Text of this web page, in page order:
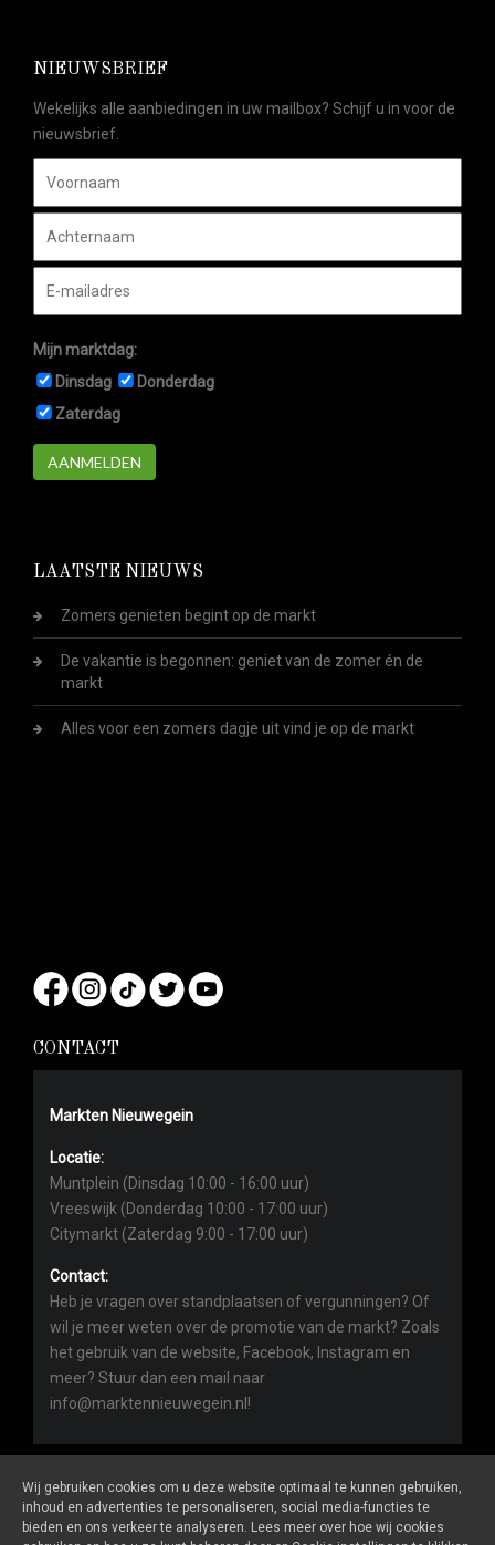
NIEUWSBRIEF
Wekelijks alle aanbiedingen in uw mailbox? Schijf u in voor de
nieuwsbrief.
Mijn marktdag:
Dinsdag
Donderdag
Zaterdag
AANMELDEN
LAATSTE NIEUWS
Zomers genieten begint op de markt
De vakantie is begonnen: geniet van de zomer én de
markt
Alles voor een zomers dagje uit vind je op de markt
CONTACT
Markten Nieuwegein
Locatie:
Muntplein (Dinsdag 10:00 - 16:00 uur)
Vreeswijk (Donderdag 10:00 - 17:00 uur)
Citymarkt (Zaterdag 9:00 - 17:00 uur)
Contact:
Heb je vragen over standplaatsen of vergunningen? Of
wil je meer weten over de promotie van de markt? Zoals
het gebruik van de website, Facebook, Instagram en
meer? Stuur dan een mail naar
info@marktennieuwegein.nl!
Wij gebruiken cookies om u deze website optimaal te kunnen gebruiken,
inhoud en advertenties te personaliseren, social media-functies te
bieden en ons verkeer te analyseren. Lees meer over hoe wij cookies